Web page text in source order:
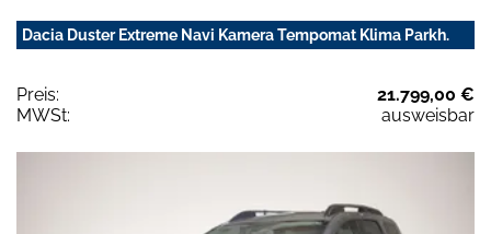
Dacia Duster Extreme Navi Kamera Tempomat Klima Parkh.
Preis:
21.799,00 €
MWSt:
ausweisbar